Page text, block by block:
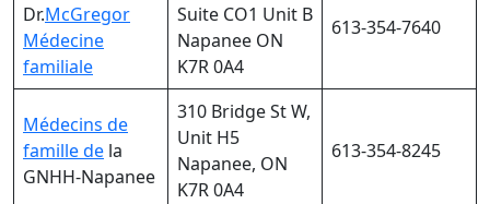
Dr.McGregor
Médecine
familiale
Suite CO1 Unit B
Napanee ON
K7R 0A4
613-354-7640
Médecins de
famille de la
GNHH-Napanee
310 Bridge St W,
Unit H5
Napanee, ON
K7R 0A4
613-354-8245